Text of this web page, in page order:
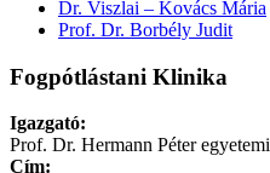
Dr. Viszlai – Kovács Mária
Prof. Dr. Borbély Judit
Fogpótlástani Klinika
Igazgató:
Prof. Dr. Hermann Péter
Cím: